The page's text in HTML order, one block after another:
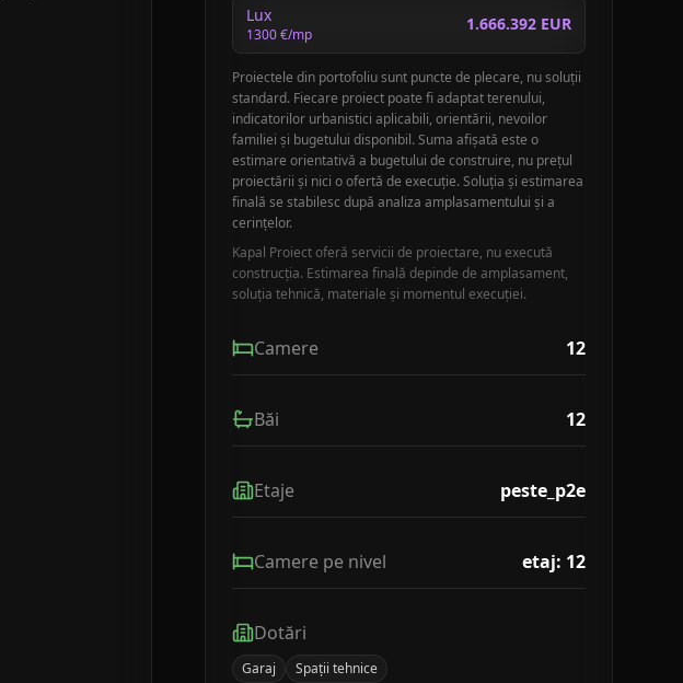
Lux
1300€/mp
1.666.392 EUR
Proiectele din portofoliu sunt puncte de plecare, nu soluții
standard. Fiecare proiect poate fi adaptat terenului,
indicatorilor urbanistici aplicabili, orientării, nevoilor
familiei și bugetului disponibil. Suma afișată este o
estimare orientativă a bugetului de construire, nu prețul
proiectării și nici o ofertă de execuție. Soluția și estimarea
finală se stabilesc după analiza amplasamentului și a
cerințelor.
Kapal Proiect oferă servicii de proiectare, nu execută
construcția. Estimarea finală depinde de amplasament,
soluția tehnică, materiale și momentul execuției.
Camere 12
Băi 12
Etaje peste_p2e
Camere pe nivel etaj: 12
Dotări
Garaj Spații tehnice